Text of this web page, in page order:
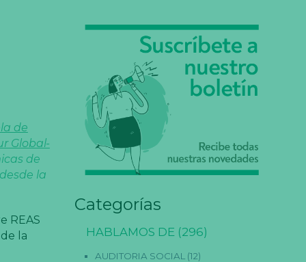
de
Global-
de
la
REAS
la
Categorías
HABLAMOS DE (296)
AUDITORIA SOCIAL (12)